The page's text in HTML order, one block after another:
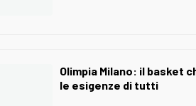
Olimpia Milano: il basket
le esigenze di tutti